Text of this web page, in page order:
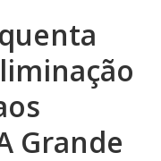
Grande